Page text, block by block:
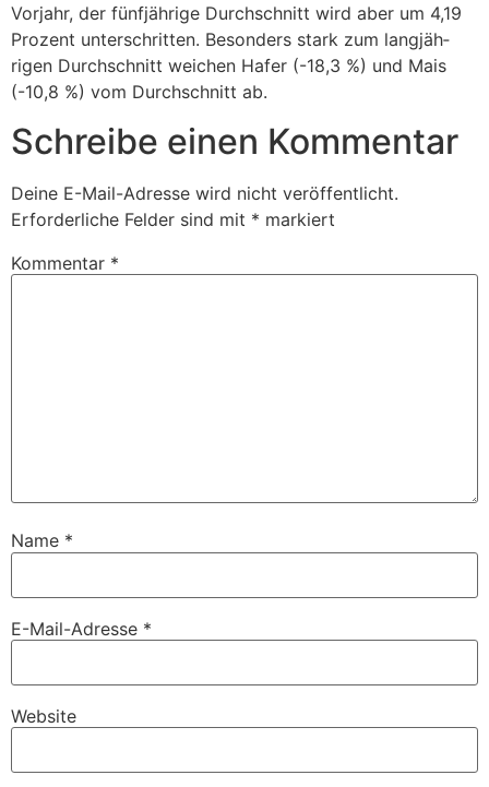
Vorjahr, der fünf­jäh­rige Durch­schnitt wird aber um 4,19
Prozent unter­schritten. Beson­ders stark zum lang­jäh­
rigen Durch­schnitt weichen Hafer (-18,3 %) und Mais
(-10,8 %) vom Durch­schnitt ab.
Schreibe einen Kommentar
Deine E-Mail-Adresse wird nicht veröffentlicht.
Erforderliche Felder sind mit * markiert
Kommentar *
Name *
E-Mail-Adresse *
Website